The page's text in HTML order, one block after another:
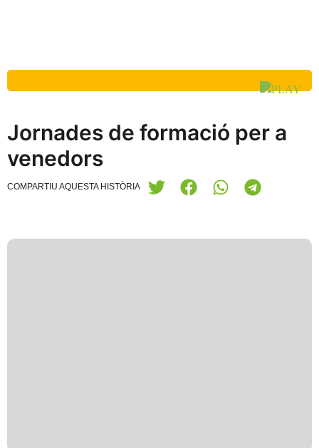
Jornades de formació per a
venedors
COMPARTIU AQUESTA HISTÒRIA